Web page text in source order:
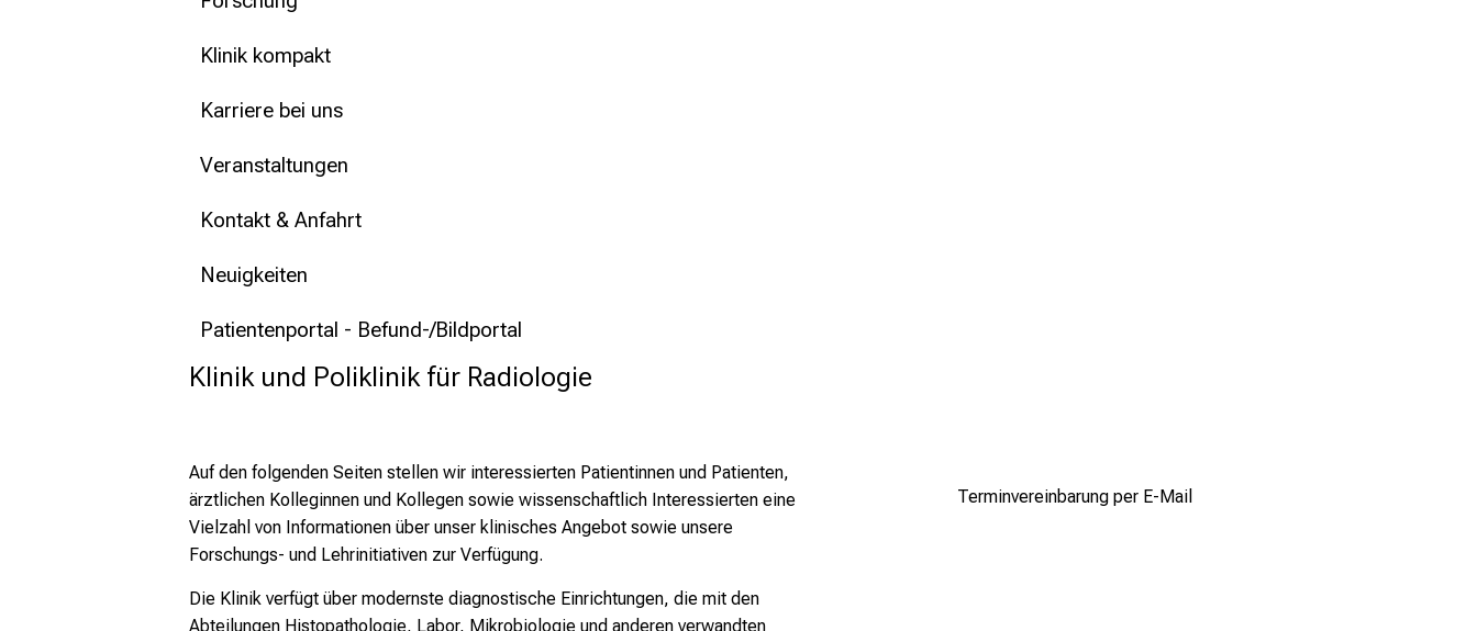
Klinik kompakt
Karriere bei uns
Veranstaltungen
Kontakt & Anfahrt
Neuigkeiten
Patientenportal - Befund-/Bildportal
Klinik und Poliklinik für Radiologie
Auf den folgenden Seiten stellen wir interessierten Patientinnen und Patienten,
ärztlichen Kolleginnen und Kollegen sowie wissenschaftlich Interessierten eine
Vielzahl von Informationen über unser klinisches Angebot sowie unsere
Forschungs- und Lehrinitiativen zur Verfügung.
Die Klinik verfügt über modernste diagnostische Einrichtungen, die mit den
Abteilungen Histopathologie, Labor, Mikrobiologie und anderen verwandten
Terminvereinbarung per E-Mail